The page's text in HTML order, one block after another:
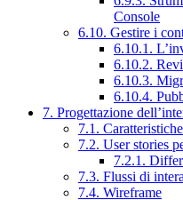
Console
6.10. Gestire i
6.10.1.
6.10.2.
6.10.3.
6.10.4.
7. Progettazione
7.1.
7.2. User stories
7.2.1.
7.3. Flussi di
7.4. Wireframe